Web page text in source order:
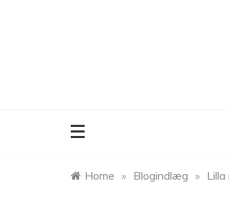
Home » Blogindlæg » Lilla